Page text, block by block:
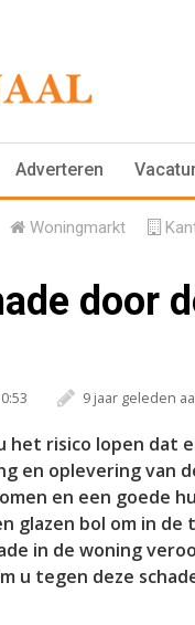
Adverteren
Woningmarkt
door
9 jaar geleden
risico lopen dat
en oplevering van
en een goede
glazen bol om in
in de woning
u tegen deze